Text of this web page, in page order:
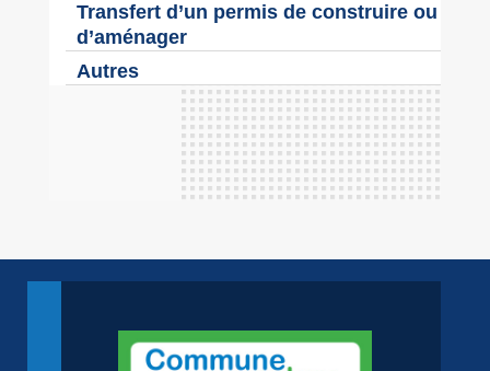
Transfert d’un permis de construire ou
d’aménager
Autres